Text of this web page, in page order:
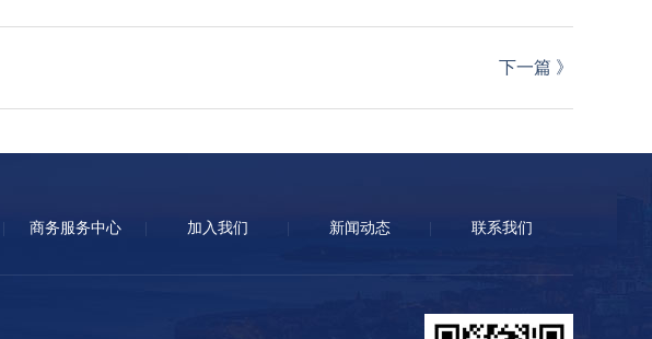
下一篇 》
商务服务中心 加入我们 新闻动态 联系我们